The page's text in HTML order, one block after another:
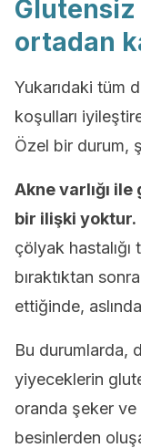
Glutensiz
ortadan
Yukarıdaki tüm
koşulları
Özel bir durum,
Akne varlığı
bir ilişki yoktur.
çölyak
bıraktıktan
ettiğinde,
Bu durumlarda,
yiyeceklerin
oranda şeker ve
besinlerden